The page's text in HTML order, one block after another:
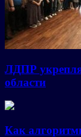
ЛДПР
области
Как